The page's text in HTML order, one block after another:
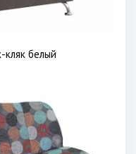
кляк белый